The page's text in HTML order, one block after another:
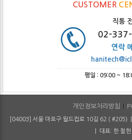
CUSTOMER
직통
02-
연락
평일 : 09:00 ~
개인정보처리방침
[04003] 서울 마포구 월드컵로 10길 62 (
| 대표: 한 철헌